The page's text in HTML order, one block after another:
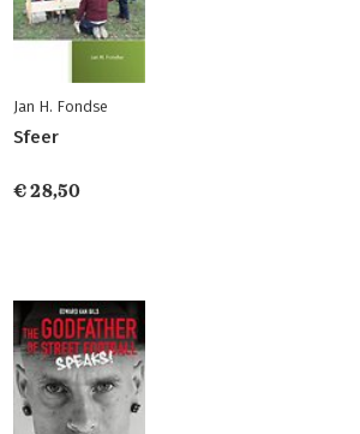
Jan H. Fondse
Sfeer
€ 28,50